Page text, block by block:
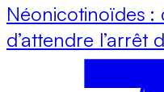
Néonicotinoïdes :
d’attendre l’arrêt